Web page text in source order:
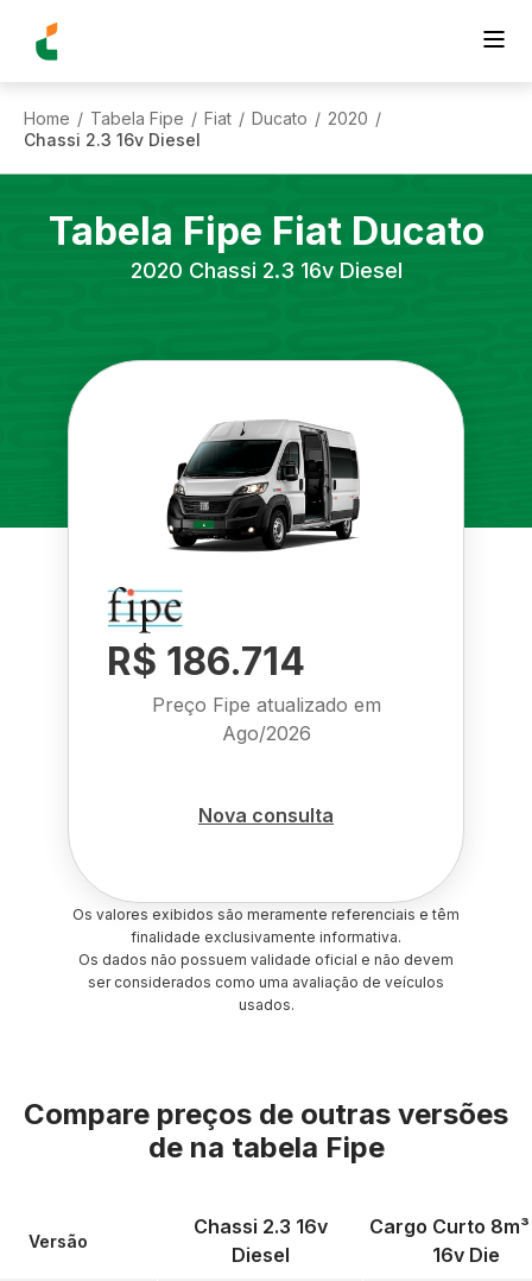
Home / Tabela Fipe / Fiat / Ducato / 2020 /
Chassi 2.3 16v Diesel
Tabela Fipe Fiat Ducato
2020 Chassi 2.3 16v Diesel
R$ 186.714
Preço Fipe atualizado em
Ago/2026
Nova consulta
Os valores exibidos são meramente referenciais e têm
finalidade exclusivamente informativa.
Os dados não possuem validade oficial e não devem
ser considerados como uma avaliação de veículos
usados.
Compare preços de outras versões
de na tabela Fipe
Versão
Chassi 2.3 16v
Diesel
Cargo Curto
16v Die